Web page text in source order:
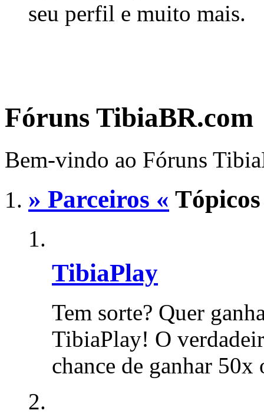
seu perfil e muito mais.
Fóruns TibiaBR.com
Bem-vindo ao Fóruns
» Parceiros «
TibiaPlay
Tem sorte? Quer
TibiaPlay! O
chance de ganhar 50x